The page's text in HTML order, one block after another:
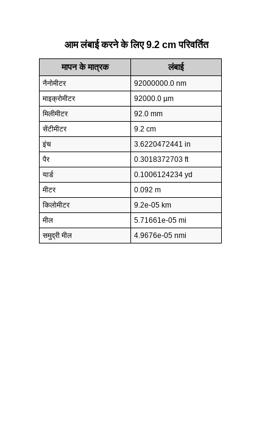
आम लंबाई करने के लिए 9.2 cm परिवर्तित
मापन के मात्रक लंबाई
नैनोमीटर
92000000.0 nm
माइक्रोमीटर
92000.0 µm
मिलीमीटर
92.0 mm
सेंटीमीटर
9.2 cm
इंच
3.6220472441 in
पैर
0.3018372703 ft
यार्ड
0.1006124234 yd
मीटर
0.092 m
किलोमीटर
9.2e-05 km
मील
5.71661e-05 mi
समुद्री मील
4.9676e-05 nmi